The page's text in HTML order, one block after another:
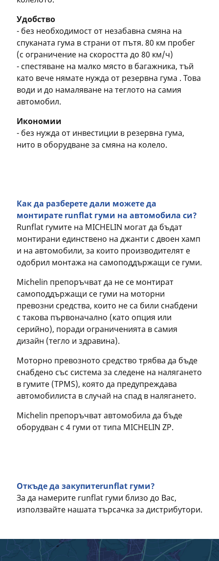
Удобство
- без необходимост от незабавна смяна на
спуканата гума в страни от пътя. 80 км пробег
(с ограничение на скоростта до 80 км/ч)
- спестяване на малко място в багажника, тъй
като вече нямате нужда от резервна гума . Това
води и до намаляване на теглото на самия
автомобил.
Икономии
- без нужда от инвестиции в резервна гума,
нито в оборудване за смяна на колело.
Как да разберете дали можете да
монтирате runflat гуми на автомобила си?
Runflat гумите на MICHELIN могат да бъдат
монтирани единствено на джанти с двоен хамп
и на автомобили, за които производителят е
одобрил монтажа на самоподдържащи се гуми.
Michelin препоръчват да не се монтират
самоподдържащи се гуми на моторни
превозни средства, които не са били снабдени
с такова първоначално (като опция или
серийно), поради ограниченията в самия
дизайн (тегло и здравина).
Моторно превозното средство трябва да бъде
снабдено със система за следене на налягането
в гумите (TPMS), която да предупреждава
автомобилиста в случай на спад в налягането.
Michelin препоръчват автомобила да бъде
оборудван с 4 гуми от типа MICHELIN ZP.
Откъде да закупитеrunflat гуми?
За да намерите runflat гуми близо до Вас,
използвайте нашата търсачка за дистрибутори.